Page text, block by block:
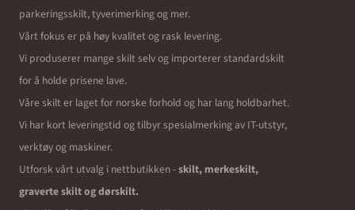
parkeringsskilt, tyverimerking og mer.
Vårt fokus er på høy kvalitet og rask levering.
Vi produserer mange skilt selv og importerer standardskilt
for å holde prisene lave.
Våre skilt er laget for norske forhold og har lang holdbarhet.
Vi har kort leveringstid og tilbyr spesialmerking av IT-utstyr,
verktøy og maskiner.
Utforsk vårt utvalg i nettbutikken -skilt, merkeskilt,
graverte skilt og dørskilt.